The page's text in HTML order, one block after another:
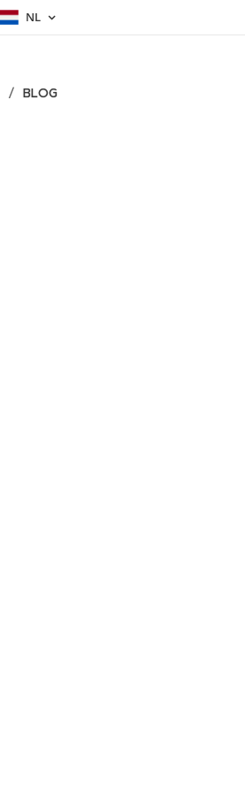
NL
BLOG